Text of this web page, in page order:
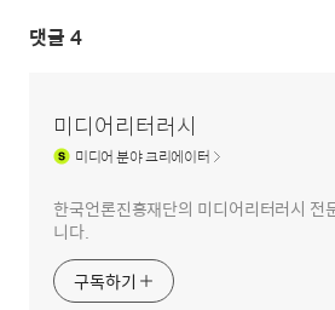
댓글 4
미디어리터러시
미디어분야 크리에이터
한국언론진흥재단의 미디어리터러시 전
니다.
구독하기